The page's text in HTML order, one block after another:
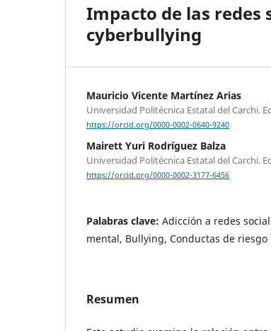
Impacto de las redes
cyberbullying
Mauricio Vicente Martínez Arias
Universidad Politécnica Estatal del Carchi.
https://orcid.org/0000-0002-0640-9240
Mairett Yuri Rodríguez Balza
Universidad Politécnica Estatal del Carchi.
https://orcid.org/0000-0002-3177-6456
Palabras clave: Adicción a redes
mental, Bullying, Conductas de riesgo
Resumen